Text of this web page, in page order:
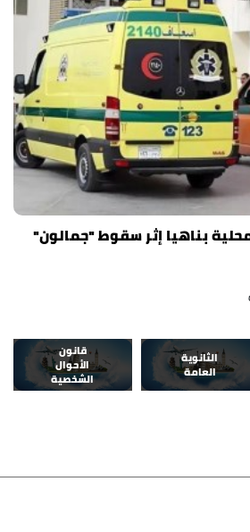
بناهيا إثر سقوط "جمالون"
الثانوية
العامة
قانون
الأحوال
الشخصية